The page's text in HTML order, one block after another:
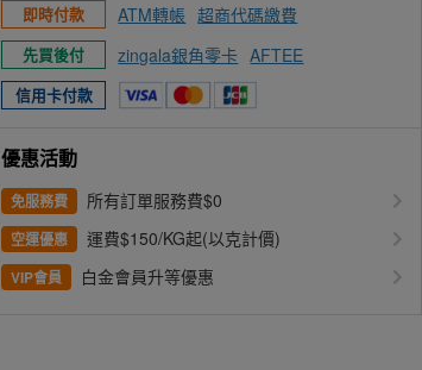
即時付款 ATM轉帳 超商代碼繳費
先買後付 zingala銀角零卡 AFTEE
信用卡付款
優惠活動
免服務費 所有訂單服務費$0
空運優惠 運費$150/KG起(以克計價)
VIP會員 白金會員升等優惠